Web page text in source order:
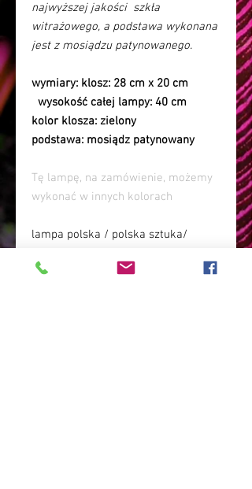
najwyższej jakości szkła
witrażowego, a podstawa wykonana
jest z mosiądzu patynowanego.
wymiary: klosz: 28 cm x 20 cm
wysokość całej lampy: 40 cm
kolor klosza: zielony
podstawa: mosiądz patynowany
Tę lampę, na zamówienie, możemy
wykonać w innych kolorach
lampa polska / polska sztuka/
witrażowa/ lampa art deco/ lampa